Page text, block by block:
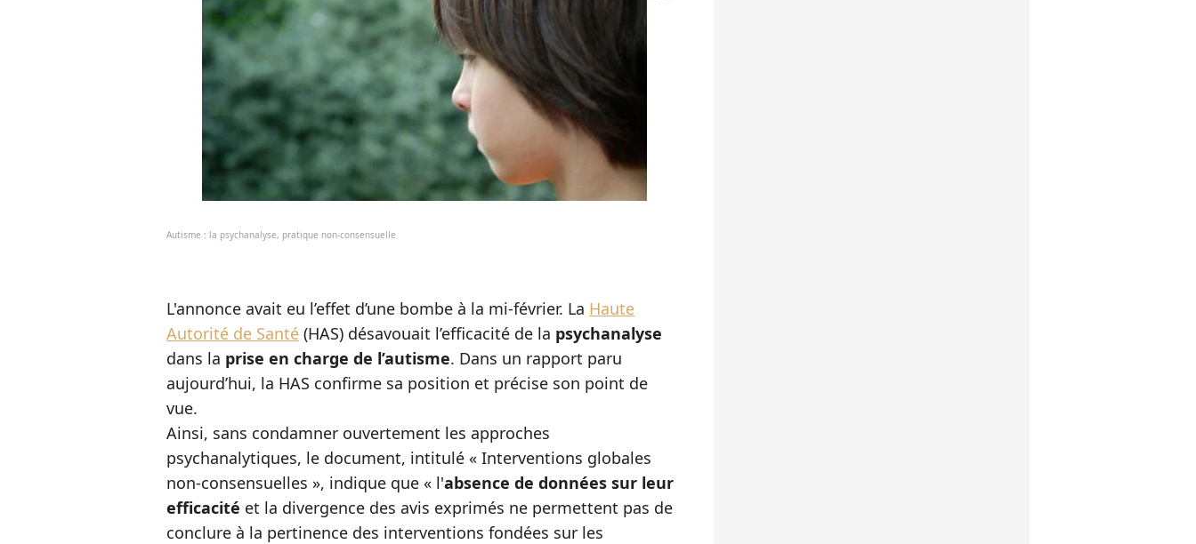
Autisme : la psychanalyse, pratique non-consensuelle
L'annonce avait eu l’effet d’une bombe à la mi-février. La Haute
Autorité de Santé (HAS) désavouait l’efficacité de la psychanalyse
dans la prise en charge de l’autisme. Dans un rapport paru
aujourd’hui, la HAS confirme sa position et précise son point de
vue.
Ainsi, sans condamner ouvertement les approches
psychanalytiques, le document, intitulé « Interventions globales
non-consensuelles », indique que « l'absence de données sur leur
efficacité et la divergence des avis exprimés ne permettent pas de
conclure à la pertinence des interventions fondées sur les